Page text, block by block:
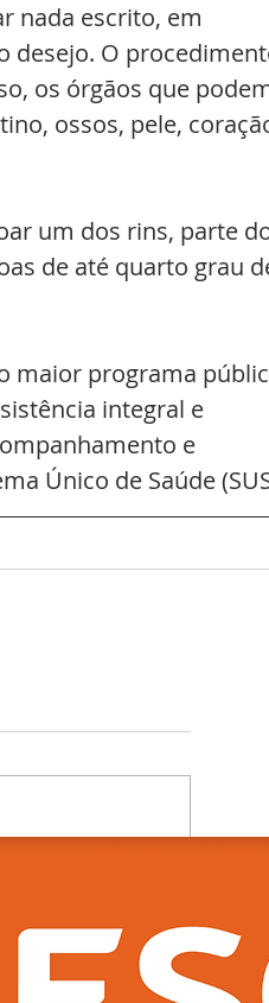
nada escrito, em
desejo. O
os órgãos que
ossos, pele,
um dos rins, parte
de até quarto grau
maior programa
integral e
e
Único de Saúde